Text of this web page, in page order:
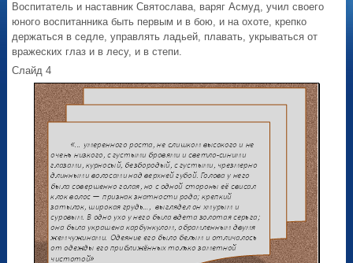
Воспитатель и наставник Святослава, варяг Асмуд, учил своего
юного воспитанника быть первым и в бою, и на охоте, крепко
держаться в седле, управлять ладьей, плавать, укрываться от
вражеских глаз и в лесу, и в степи.
Слайд 4